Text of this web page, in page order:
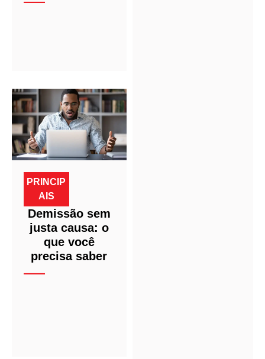
PRINCIP
AIS
Demissão sem
justa causa: o
que você
precisa saber